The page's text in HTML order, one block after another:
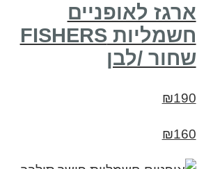
ארגז לאופניים
חשמליות FISHERS
שחור /לבן
₪190
₪160